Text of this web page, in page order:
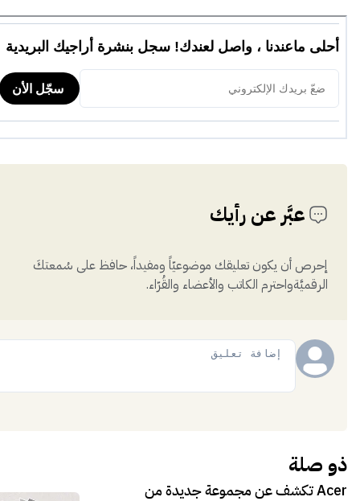
عبَّر عن رأيك
إحرص أن يكون تعليقك موضوعيّاً ومفيداً، حافظ على سُمعتكَ
الرقميَّةواحترم الكاتب والأعضاء والقُرّاء.
ذو صلة
Acer تكشف عن مجموعة جديدة من